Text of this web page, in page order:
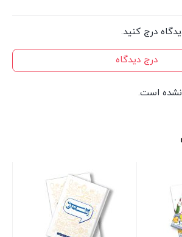
درج کنید.
درج دیدگاه
است.